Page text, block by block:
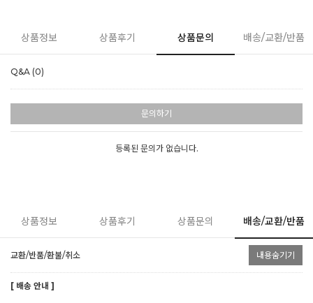
상품정보 상품후기 상품문의 배송/교환/반품
Q&A (0)
문의하기
등록된 문의가 없습니다.
상품정보 상품후기 상품문의 배송/교환/반품
교환/반품/환불/취소 내용숨기기
[ 배송 안내 ]